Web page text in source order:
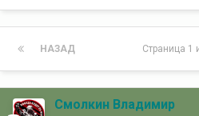
НАЗАД Страница 1
Смолкин Владимир